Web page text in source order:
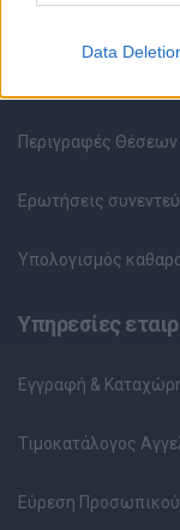
Data
Περιγραφές Θέσεων
Ερωτήσεις
Υπολογισμός
Υπηρεσίες
Εγγραφή &
Τιμοκατάλογος
Εύρεση